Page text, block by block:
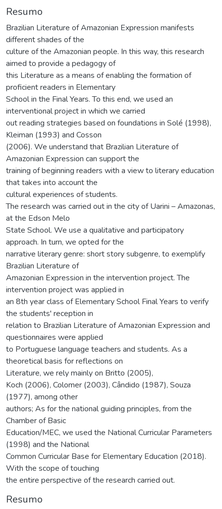
Resumo
Brazilian Literature of Amazonian Expression manifests
different shades of the
culture of the Amazonian people. In this way, this research
aimed to provide a pedagogy of
this Literature as a means of enabling the formation of
proficient readers in Elementary
School in the Final Years. To this end, we used an
interventional project in which we carried
out reading strategies based on foundations in Solé (1998),
Kleiman (1993) and Cosson
(2006). We understand that Brazilian Literature of
Amazonian Expression can support the
training of beginning readers with a view to literary education
that takes into account the
cultural experiences of students.
The research was carried out in the city of Uarini – Amazonas,
at the Edson Melo
State School. We use a qualitative and participatory
approach. In turn, we opted for the
narrative literary genre: short story subgenre, to exemplify
Brazilian Literature of
Amazonian Expression in the intervention project. The
intervention project was applied in
an 8th year class of Elementary School Final Years to verify
the students' reception in
relation to Brazilian Literature of Amazonian Expression and
questionnaires were applied
to Portuguese language teachers and students. As a
theoretical basis for reflections on
Literature, we rely mainly on Britto (2005),
Koch (2006), Colomer (2003), Cândido (1987), Souza
(1977), among other
authors; As for the national guiding principles, from the
Chamber of Basic
Education/MEC, we used the National Curricular Parameters
(1998) and the National
Common Curricular Base for Elementary Education (2018).
With the scope of touching
the entire perspective of the research carried out.
Resumo